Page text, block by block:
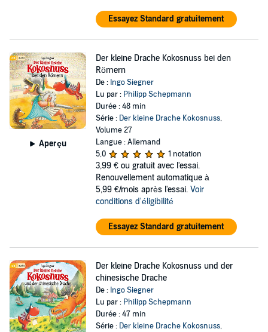
Essayez Standard gratuitement
Aperçu
Der kleine Drache Kokosnuss bei den
Römern
De : Ingo Siegner
Lu par : Philipp Schepmann
Durée : 48 min
Série : Der kleine Drache Kokosnuss,
Volume 27
Langue : Allemand
5,0
1 notation
3,99 € ou gratuit avec l'essai.
Renouvellement automatique à
5,99 €/mois après l'essai. Voir
conditions d'éligibilité
Essayez Standard gratuitement
Der kleine Drache Kokosnuss und der
chinesische Drache
De : Ingo Siegner
Lu par : Philipp Schepmann
Durée : 47 min
Série : Der kleine Drache Kokosnuss,